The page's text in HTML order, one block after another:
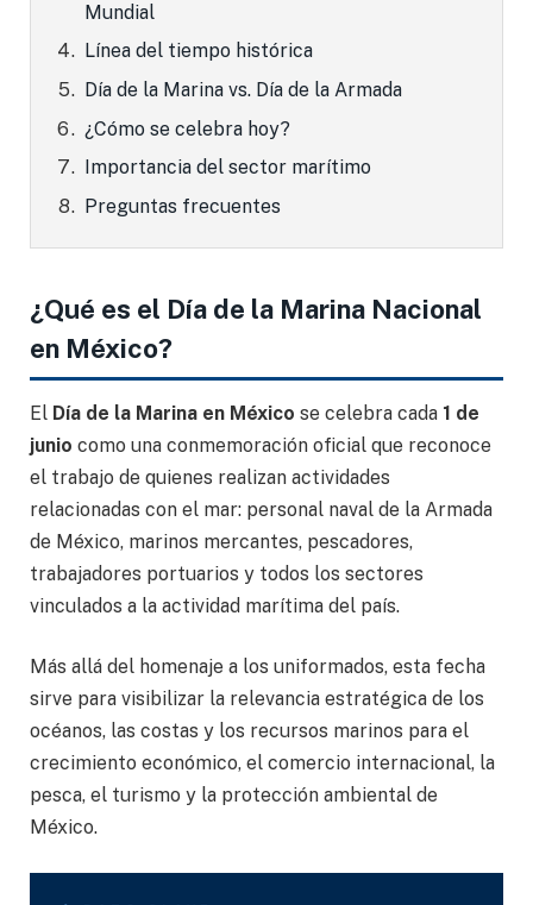
Mundial
Línea del tiempo histórica
Día de la Marina vs. Día de la Armada
¿Cómo se celebra hoy?
Importancia del sector marítimo
Preguntas frecuentes
¿Qué es el Día de la Marina Nacional
en México?
El Día de la Marina en México se celebra cada 1 de
junio como una conmemoración oficial que reconoce
el trabajo de quienes realizan actividades
relacionadas con el mar: personal naval de la Armada
de México, marinos mercantes, pescadores,
trabajadores portuarios y todos los sectores
vinculados a la actividad marítima del país.
Más allá del homenaje a los uniformados, esta fecha
sirve para visibilizar la relevancia estratégica de los
océanos, las costas y los recursos marinos para el
crecimiento económico, el comercio internacional, la
pesca, el turismo y la protección ambiental de
México.